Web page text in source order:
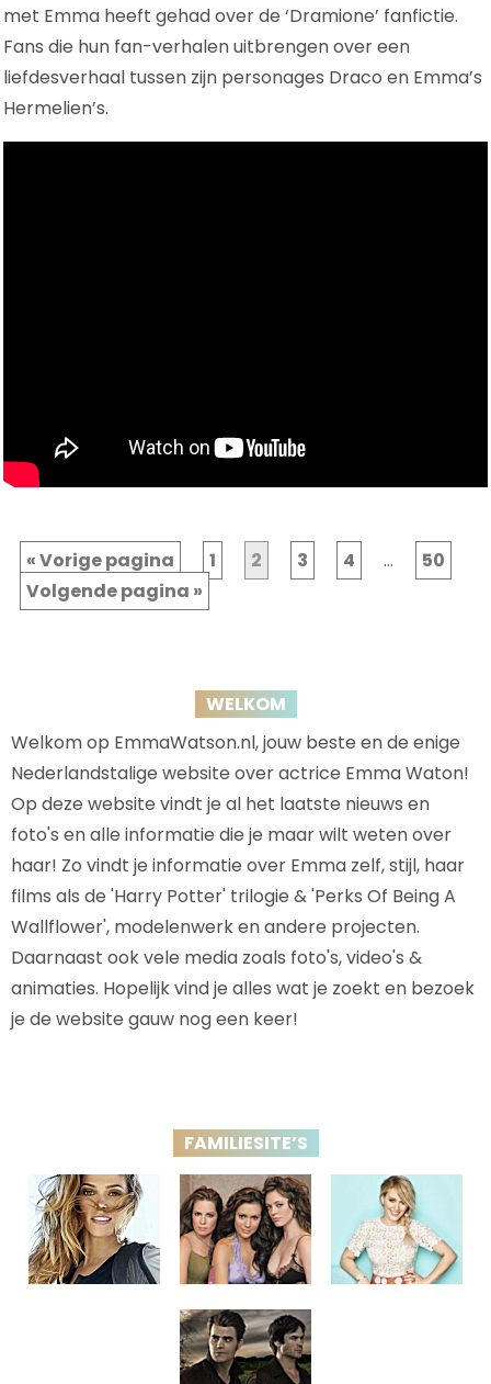
met Emma heeft gehad over de ‘Dramione’ fanfictie.
Fans die hun fan-verhalen uitbrengen over een
liefdesverhaal tussen zijn personages Draco en Emma’s
Hermelien’s.
« Vorige pagina 1 2 3 4 …
50
Volgende pagina »
WELKOM
Welkom op EmmaWatson.nl, jouw beste en de enige
Nederlandstalige website over actrice Emma Waton!
Op deze website vindt je al het laatste nieuws en
foto's en alle informatie die je maar wilt weten over
haar! Zo vindt je informatie over Emma zelf, stijl, haar
films als de 'Harry Potter' trilogie & 'Perks Of Being A
Wallflower', modelenwerk en andere projecten.
Daarnaast ook vele media zoals foto's, video's &
animaties. Hopelijk vind je alles wat je zoekt en bezoek
je de website gauw nog een keer!
FAMILIESITE’S